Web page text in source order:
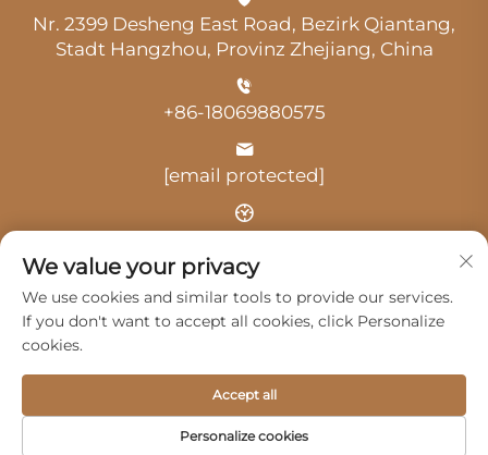
Nr. 2399 Desheng East Road, Bezirk Qiantang,
Stadt Hangzhou, Provinz Zhejiang, China
+86-18069880575
[email protected]
Uhrzeit: 9:00 Uhr-18:00 Uhr
Urheberrecht © 2025 durch Hangzhou Guangji
Automobile Service Co., Ltd. -
Über Uns Kontaktieren Sie uns
We value your privacy
We use cookies and similar tools to provide our services.
If you don't want to accept all cookies, click Personalize
cookies.
Personalize cookies
Accept all